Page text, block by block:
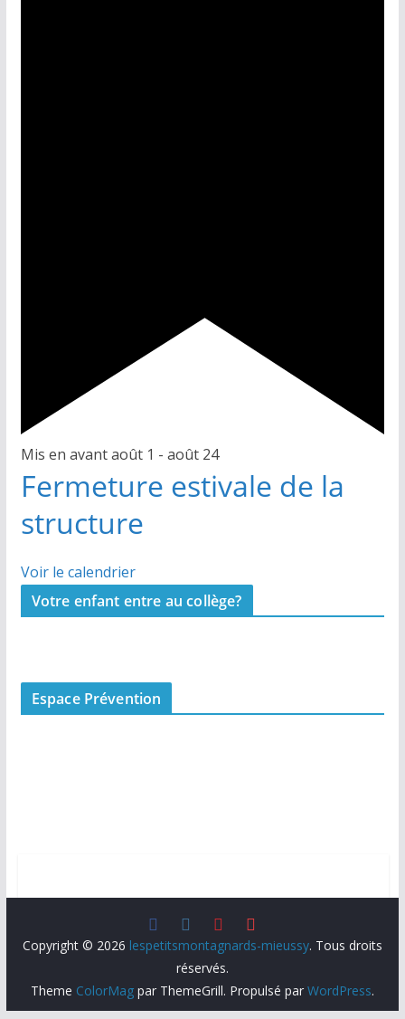
Mis en avantaoût 1 - août 24
Fermeture estivale de la
structure
Voir le calendrier
Votre enfant entre au collège?
Espace Prévention
Copyright © 2026 lespetitsmontagnards-mieussy. Tous droits
réservés.
Theme ColorMagpar ThemeGrill. Propulsé par WordPress.